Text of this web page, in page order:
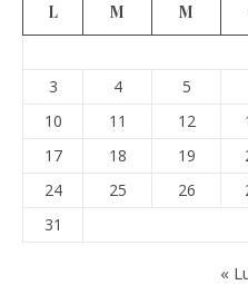
L M M
3
4 5
10
11 12
17
18 19
24
25 26
31
«